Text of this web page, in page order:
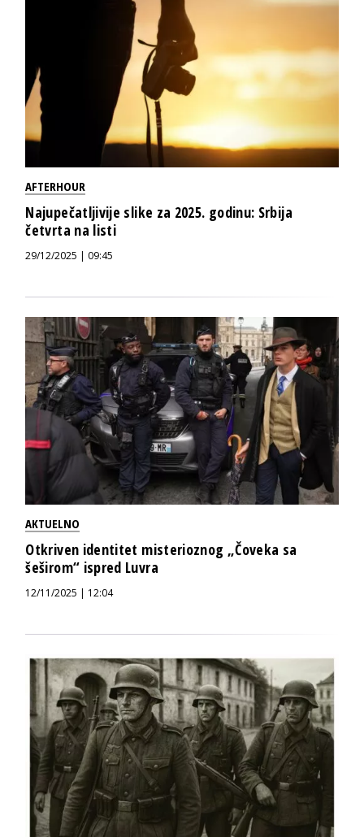
AFTERHOUR
Najupečatljivije slike za 2025. godinu: Srbija
četvrta na listi
29/12/2025 | 09:45
AKTUELNO
Otkriven identitet misterioznog „Čoveka sa
šeširom“ ispred Luvra
12/11/2025 | 12:04